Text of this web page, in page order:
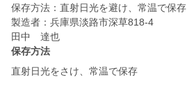
保存方法：直射日光を避け、常温で保存
製造者：兵庫県淡路市深草818-4
保存方法
直射日光をさけ、常温で保存